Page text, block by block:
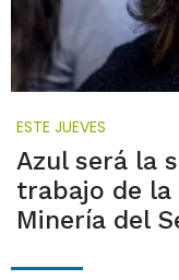
ESTE JUEVES
Azul será la
trabajo de la
Minería del